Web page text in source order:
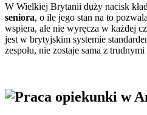
W Wielkiej Brytanii duży nacisk
seniora, o ile jego stan na to
wspiera, ale nie wyręcza w każdej
jest w brytyjskim systemie
zespołu, nie zostaje sama z